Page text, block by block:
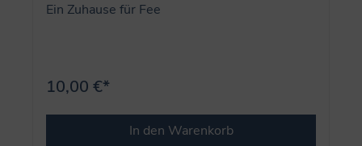
Ein Zuhause für Fee
10,00 €*
In den Warenkorb